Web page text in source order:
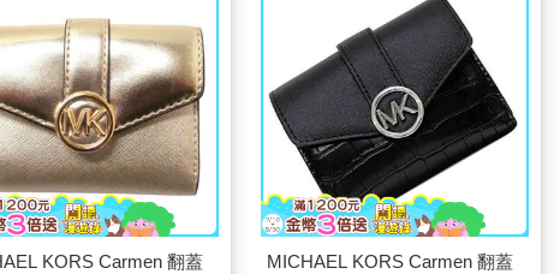
KORS Carmen 翻蓋
MICHAEL KORS Carmen 翻蓋